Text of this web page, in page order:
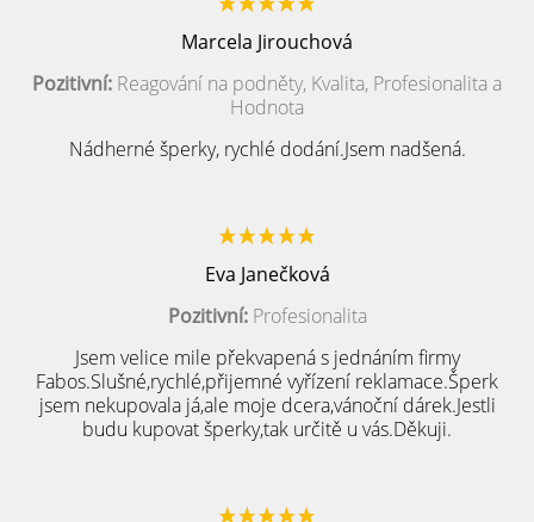
Marcela Jirouchová
Pozitivní: Reagování na podněty, Kvalita, Profesionalita a
Hodnota
Nádherné šperky, rychlé dodání.Jsem nadšená.
Eva Janečková
Pozitivní:Profesionalita
Jsem velice mile překvapená s jednáním firmy
Fabos.Slušné,rychlé,přijemné vyřízení reklamace.Šperk
jsem nekupovala já,ale moje dcera,vánoční dárek.Jestli
budu kupovat šperky,tak určitě u vás.Děkuji.